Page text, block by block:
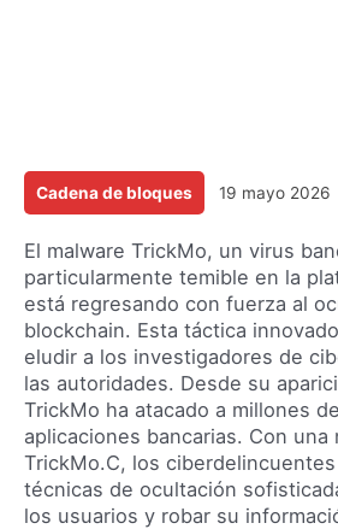
Cadena de bloques 19 mayo 2026
El malware TrickMo, un virus
particularmente temible en la
está regresando con fuerza al
blockchain. Esta táctica
eludir a los investigadores de
las autoridades. Desde su
TrickMo ha atacado a millones
aplicaciones bancarias. Con una
TrickMo.C, los
técnicas de ocultación
los usuarios y robar su